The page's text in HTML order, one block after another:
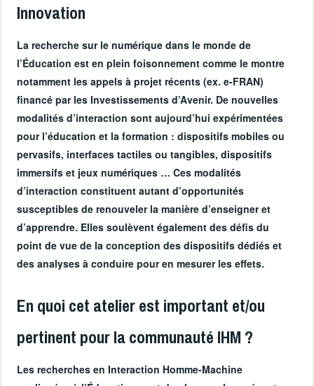
Innovation
La recherche sur le numérique dans le monde de
l’Éducation est en plein foisonnement comme le montre
notamment les appels à projet récents (ex. e-FRAN)
financé par les Investissements d’Avenir. De nouvelles
modalités d’interaction sont aujourd’hui expérimentées
pour l’éducation et la formation : dispositifs mobiles ou
pervasifs, interfaces tactiles ou tangibles, dispositifs
immersifs et jeux numériques … Ces modalités
d’interaction constituent autant d’opportunités
susceptibles de renouveler la manière d’enseigner et
d’apprendre. Elles soulèvent également des défis du
point de vue de la conception des dispositifs dédiés et
des analyses à conduire pour en mesurer les effets.
En quoi cet atelier est important et/ou
pertinent pour la communauté IHM ?
Les recherches en Interaction Homme-Machine